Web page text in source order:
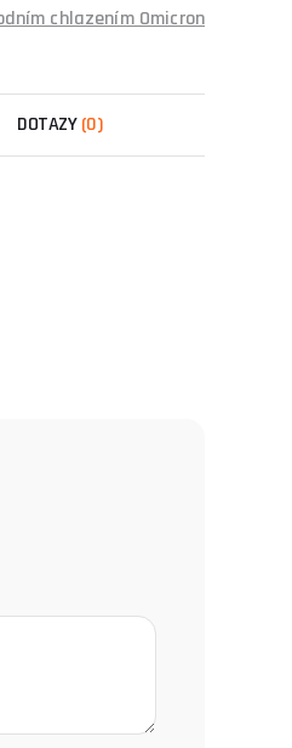
chlazením Omicron
DOTAZY (0)